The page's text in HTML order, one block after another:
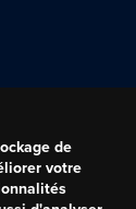
de
votre